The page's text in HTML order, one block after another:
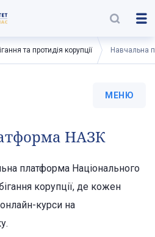
та протидія корупції Навчальна
МЕНЮ
НАЗК
платформа Національного
корупції, де кожен
курси на